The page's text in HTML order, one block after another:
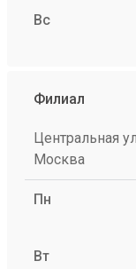
Вс
Филиал
Центральная
Москва
Пн
Вт